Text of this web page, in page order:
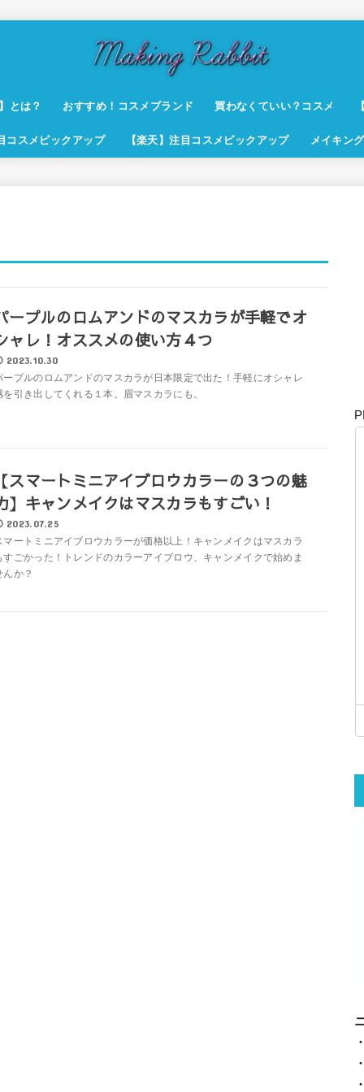
とは？ おすすめ！コスメブランド 買わなくていい？コスメ
コスメピックアップ 【楽天】注目コスメピックアップ メイキン
ープルのロムアンドのマスカラが手軽でオ
ャレ！オススメの使い方４つ
2023.10.30
ープルのロムアンドのマスカラが日本限定で出た！手軽にオシャレ
を引き出してくれる１本。眉マスカラにも。
スマートミニアイブロウカラーの３つの魅
】キャンメイクはマスカラもすごい！
2023.07.25
マートミニアイブロウカラーが価格以上！キャンメイクはマスカラ
すごかった！トレンドのカラーアイブロウ、キャンメイクで始めま
んか？